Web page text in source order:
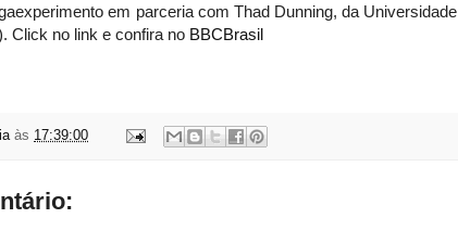
em parceria com Thad Dunning, da Universidade
Click no link e confira no BBCBrasil
às 17:39:00